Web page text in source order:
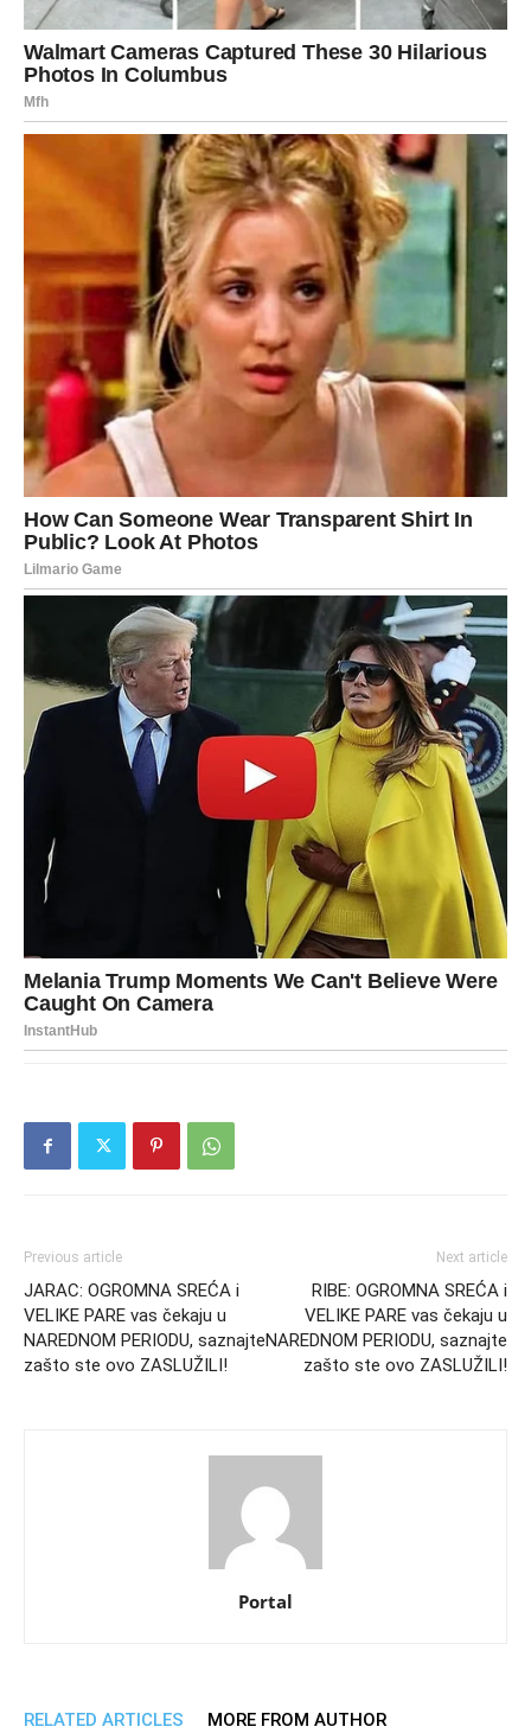
Previous article
JARAC: OGROMNA SREĆA i
VELIKE PARE vas čekaju u
NAREDNOM PERIODU, saznajte
zašto ste ovo ZASLUŽILI!
Next article
RIBE: OGROMNA SREĆA i
VELIKE PARE vas čekaju u
NAREDNOM PERIODU, saznajte
zašto ste ovo ZASLUŽILI!
Portal
RELATED ARTICLES MORE FROM AUTHOR